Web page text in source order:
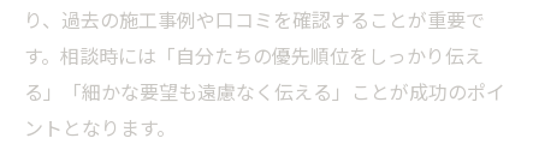
り、過去の施工事例や口コミを確認することが重要で
す。相談時には「自分たちの優先順位をしっかり伝え
る」「細かな要望も遠慮なく伝える」ことが成功のポイ
ントとなります。